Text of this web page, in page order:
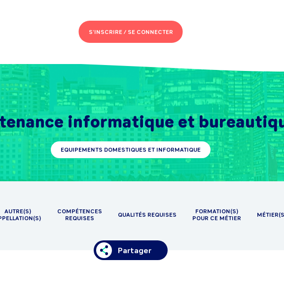
S'INSCRIRE /SE CONNECTER
informatique et
EQUIPEMENTS DOMESTIQUES ET INFORMATIQUE
AUTRE(S)
COMPÉTENCES
REQUISES
QUALITÉS REQUISES
FORMATION(S)
POUR CE MÉTIER
Partager